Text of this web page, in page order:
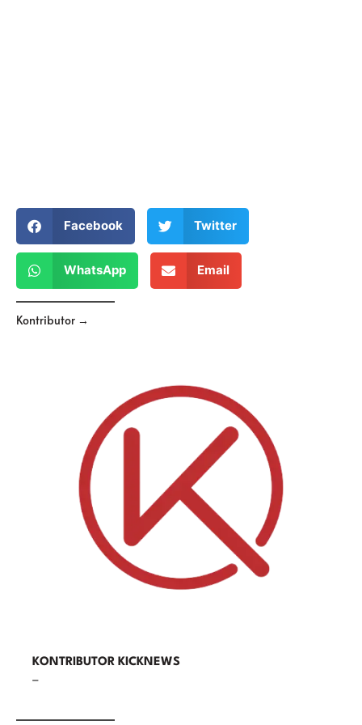
Facebook Twitter
WhatsApp Email
Kontributor →
KONTRIBUTOR KICKNEWS
–